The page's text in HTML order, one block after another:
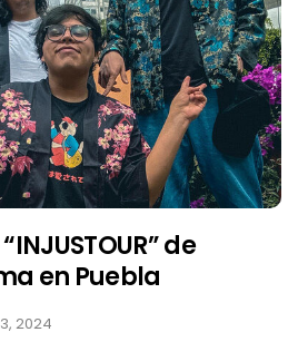
de
en Puebla
2024